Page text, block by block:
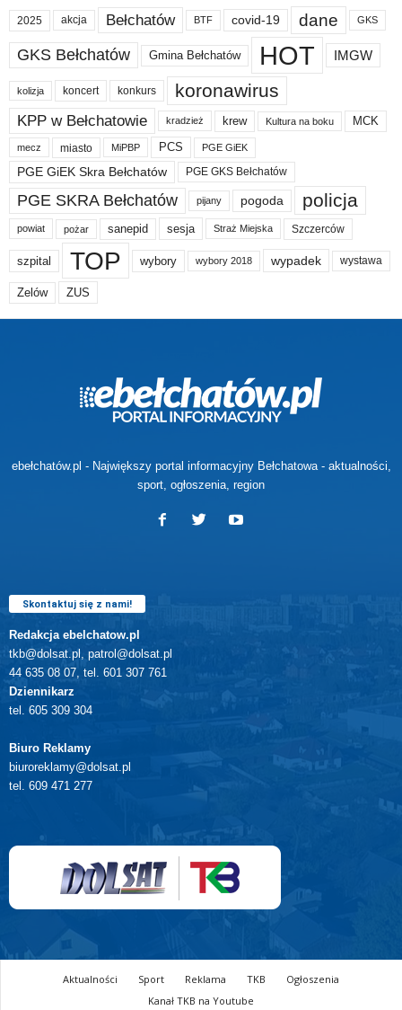
2025 akcja Bełchatów BTF covid-19 dane GKS
GKS Bełchatów Gmina Bełchatów HOT IMGW
kolizja koncert konkurs koronawirus
KPP w Bełchatowie kradzież krew Kultura na boku MCK
mecz miasto MiPBP PCS PGE GiEK
PGE GiEK Skra Bełchatów PGE GKS Bełchatów
PGE SKRA Bełchatów pijany pogoda policja
powiat pożar sanepid sesja Straż Miejska Szczerców
szpital TOP wybory wybory 2018 wypadek wystawa
Zelów ZUS
ebełchatów.pl - Największy portal informacyjny Bełchatowa - aktualności,
sport, ogłoszenia, region
Skontaktuj się z nami!
Redakcja ebelchatow.pl
tkb@dolsat.pl, patrol@dolsat.pl
44 635 08 07, tel. 601 307 761
Dziennikarz
tel. 605 309 304
Biuro Reklamy
biuroreklamy@dolsat.pl
tel. 609 471 277
Aktualności Sport Reklama TKB
Ogłoszenia
Kanał TKB na Youtube